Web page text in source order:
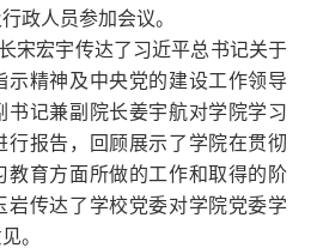
政人员参加会议。
宋宏宇传达了习近平总书记关于
示精神及中央党的建设工作领导
书记兼副院长姜宇航对学院学习
行报告，回顾展示了学院在贯彻
教育方面所做的工作和取得的阶
岩传达了学校党委对学院党委学
。